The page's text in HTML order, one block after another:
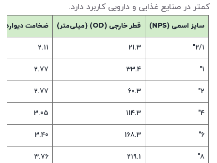
کمتر در صنایع غذایی و دارویی کاربرد دارد.
سایز اسمی (NPS
) قطر خارجی (OD) (میلی‌متر) ضخامت دیواره
2/1"
21.3
2.11
1"
33.4
2.77
2"
60.3
2.77
4"
114.3
3.05
6"
168.3
3.40
8"
219.1
3.76